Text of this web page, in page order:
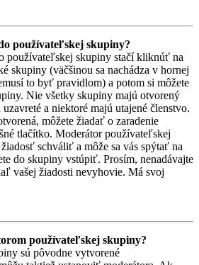
používateľskej skupiny?
používateľskej skupiny stačí kliknúť na
skupiny (väčšinou sa nachádza v hornej
to byť pravidlom) a potom si môžete
Nie všetky skupiny majú otvorený
a niektoré majú utajené členstvo.
môžete žiadať o zaradenie
tlačítko. Moderátor používateľskej
schváliť a môže sa vás spýtať na
do skupiny vstúpiť. Prosím, nenadávajte
vašej žiadosti nevyhovie. Má svoj
používateľskej skupiny?
sú pôvodne vytvorené